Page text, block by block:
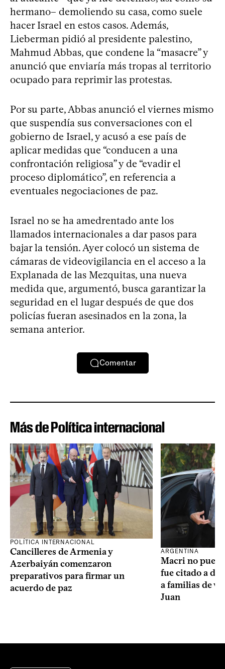
hermano– demoliendo su casa, como suele
hacer Israel en estos casos. Además,
Lieberman pidió al presidente palestino,
Mahmud Abbas, que condene la “masacre” y
anunció que enviaría más tropas al territorio
ocupado para reprimir las protestas.
Por su parte, Abbas anunció el viernes mismo
que suspendía sus conversaciones con el
gobierno de Israel, y acusó a ese país de
aplicar medidas que “conducen a una
confrontación religiosa” y de “evadir el
proceso diplomático”, en referencia a
eventuales negociaciones de paz.
Israel no se ha amedrentado ante los
llamados internacionales a dar pasos para
bajar la tensión. Ayer colocó un sistema de
cámaras de videovigilancia en el acceso a la
Explanada de las Mezquitas, una nueva
medida que, argumentó, busca garantizar la
seguridad en el lugar después de que dos
policías fueran asesinados en la zona, la
semana anterior.
Comentar
Más de Política internacional
POLÍTICA INTERNACIONAL
Cancilleres de Armenia y
Azerbaiyán comenzaron
preparativos para firmar un
acuerdo de paz
ARGENTINA
Macri no
fue citado a
a familias de
Juan